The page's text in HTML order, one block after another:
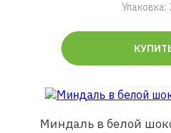
Упаковка:
Миндаль в белой